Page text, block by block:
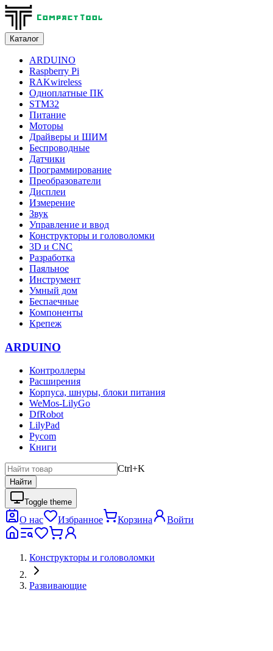
Каталог
ARDUINO
Raspberry Pi
RAKwireless
Одноплатные ПК
STM32
Питание
Моторы
Драйверы и ШИМ
Беспроводные
Датчики
Программирование
Преобразователи
Дисплеи
Измерение
Звук
Управление и ввод
Конструкторы и головоломки
3D и CNC
Разработка
Паяльное
Инструмент
Умный дом
Беспаечные
Компоненты
Крепеж
ARDUINO
Контроллеры
Расширения
Корпуса, шнуры, блоки питания
WeMos-LilyGo
DfRobot
LilyPad
Pycom
Книги
Ctrl+K
Найти
Toggle theme
О нас Избранное Корзина Войти
Конструкторы и головоломки
Развивающие